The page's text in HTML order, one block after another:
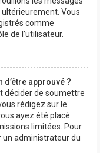
Vous
comme
de l’utilisateur.
approuvé ?
décider de soumettre
rédigez sur le
ayez été placé
limitées. Pour
un administrateur du